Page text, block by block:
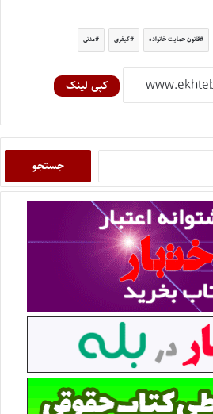
قانون حمایت خانواده کیفری مدنی
کپی لینک